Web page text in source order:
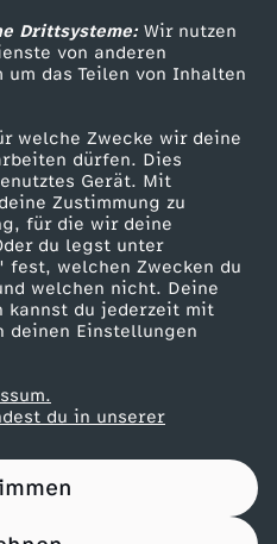
Drittsysteme:Wir nutzen
von anderen
das Teilen von Inhalten
welche Zwecke wir deine
dürfen. Dies
Gerät. Mit
Zustimmung zu
für die wir deine
du legst unter
welchen Zwecken du
welchen nicht. Deine
kannst du jederzeit mit
deinen Einstellungen
du in unserer